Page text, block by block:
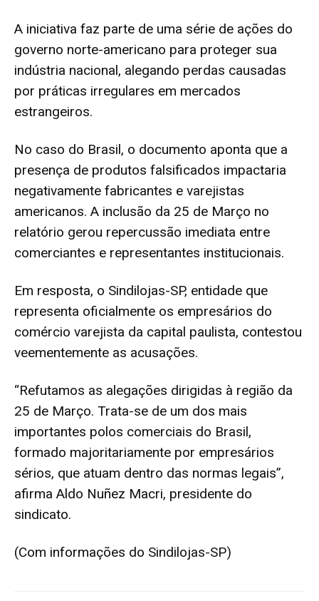
A iniciativa faz parte de uma série de ações do
governo norte-americano para proteger sua
indústria nacional, alegando perdas causadas
por práticas irregulares em mercados
estrangeiros.
No caso do Brasil, o documento aponta que a
presença de produtos falsificados impactaria
negativamente fabricantes e varejistas
americanos. A inclusão da 25 de Março no
relatório gerou repercussão imediata entre
comerciantes e representantes institucionais.
Em resposta, o Sindilojas-SP, entidade que
representa oficialmente os empresários do
comércio varejista da capital paulista, contestou
veementemente as acusações.
“Refutamos as alegações dirigidas à região da
25 de Março. Trata-se de um dos mais
importantes polos comerciais do Brasil,
formado majoritariamente por empresários
sérios, que atuam dentro das normas legais”,
afirma Aldo Nuñez Macri, presidente do
sindicato.
(Com informações do Sindilojas-SP)